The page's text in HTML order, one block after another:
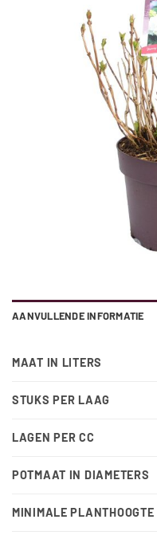
AANVULLENDE INFORMATIE
MAAT IN LITERS
STUKS PER LAAG
LAGEN PER CC
POTMAAT IN DIAMETERS
MINIMALE PLANTHOOGTE